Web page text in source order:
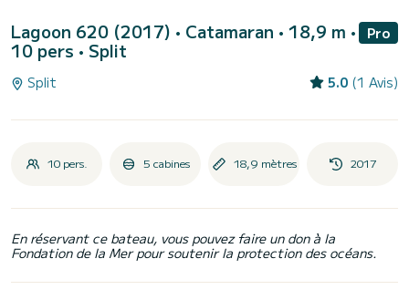
Lagoon 620 (2017) • Catamaran • 18,9 m •
10 pers • Split
Pro
Split 5.0 (1 Avis)
10 pers. 5 cabines 18,9 mètres 2017
En réservant ce bateau, vous pouvez faire un don à la
Fondation de la Mer pour soutenir la protection des océans.